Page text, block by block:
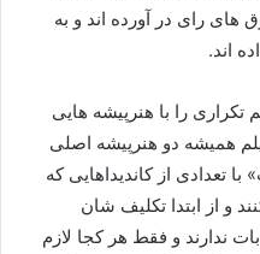
های رای در آورده اند و به
اند.
تکراری را با هنرپیشه هایی
همیشه دو هنرپیشه اصلی
تعدادی از کاندیداهایی که
و از ابتدا تکلیف شان
ندارند و فقط هر کجا لازم